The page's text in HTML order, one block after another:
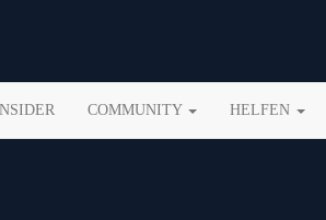
COMMUNITY HELFEN